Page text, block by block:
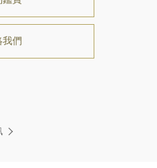
們
海瑞溫斯頓的每
是如此：每個寶
獨特鑲嵌方式，